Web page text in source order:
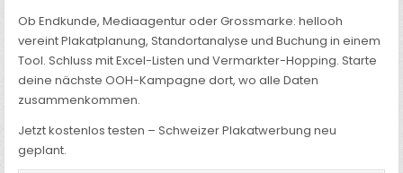
Ob Endkunde, Mediaagentur oder Grossmarke: hellooh
vereint Plakatplanung, Standortanalyse und Buchung in einem
Tool. Schluss mit Excel-Listen und Vermarkter-Hopping. Starte
deine nächste OOH-Kampagne dort, wo alle Daten
zusammenkommen.
Jetzt kostenlos testen – Schweizer Plakatwerbung neu
geplant.